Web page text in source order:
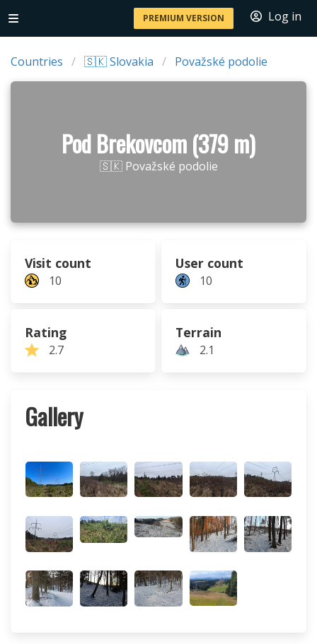
PREMIUM VERSION Log in
Countries 🇸🇰 Slovakia Považské podolie
Pod Brekovcom (379 m)
🇸🇰 Považské podolie
Visit count
10
User count
10
Rating
2.7
Terrain
2.1
Gallery